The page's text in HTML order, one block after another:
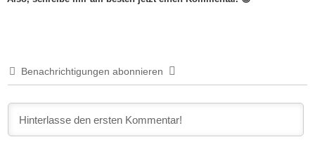
Benachrichtigungen abonnieren